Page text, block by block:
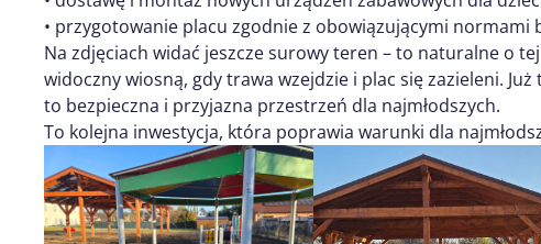
• przygotowanie placu zgodnie z obowiązującymi normami
Na zdjęciach widać jeszcze surowy teren – to naturalne o
widoczny wiosną, gdy trawa wzejdzie i plac się zazieleni.
to bezpieczna i przyjazna przestrzeń dla najmłodszych.
To kolejna inwestycja, która poprawia warunki dla